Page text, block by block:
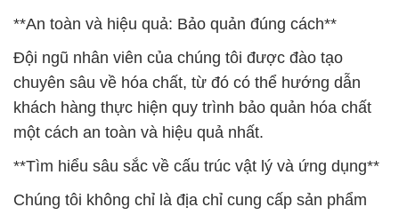
**An toàn và hiệu quả: Bảo quản đúng cách**
Đội ngũ nhân viên của chúng tôi được đào tạo
chuyên sâu về hóa chất, từ đó có thể hướng dẫn
khách hàng thực hiện quy trình bảo quản hóa chất
một cách an toàn và hiệu quả nhất.
**Tìm hiểu sâu sắc về cấu trúc vật lý và ứng dụng**
Chúng tôi không chỉ là địa chỉ cung cấp sản phẩm